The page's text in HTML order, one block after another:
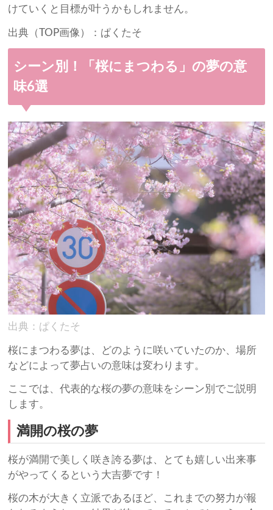
けていくと目標が叶うかもしれません。
出典（TOP画像）：ぱくたそ
シーン別！「桜にまつわる」の夢の意
味6選
出典：ぱくたそ
桜にまつわる夢は、どのように咲いていたのか、場所
などによって夢占いの意味は変わります。
ここでは、代表的な桜の夢の意味をシーン別でご説明
します。
満開の桜の夢
桜が満開で美しく咲き誇る夢は、とても嬉しい出来事
がやってくるという大吉夢です！
桜の木が大きく立派であるほど、これまでの努力が報